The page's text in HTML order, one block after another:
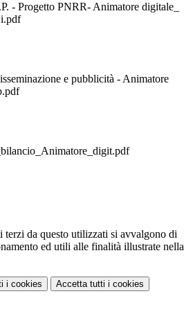
- Progetto PNRR- Animatore digitale_
e pubblicità - Animatore
terzi da questo utilizzati si avvalgono di
ed utili alle finalità illustrate nella
i cookies Accetta tutti i cookies